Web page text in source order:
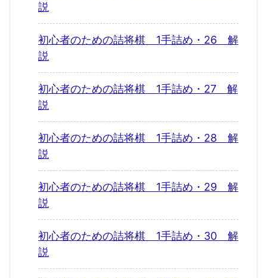
説
初心者のための詰将棋 1手詰め・26 解
説
初心者のための詰将棋 1手詰め・27 解
説
初心者のための詰将棋 1手詰め・28 解
説
初心者のための詰将棋 1手詰め・29 解
説
初心者のための詰将棋 1手詰め・30 解
説